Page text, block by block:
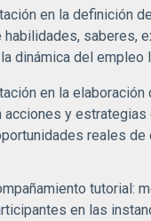
en la definición
saberes,
dinámica del empleo
en la elaboración
acciones y estrategias
reales de
tutorial:
en las